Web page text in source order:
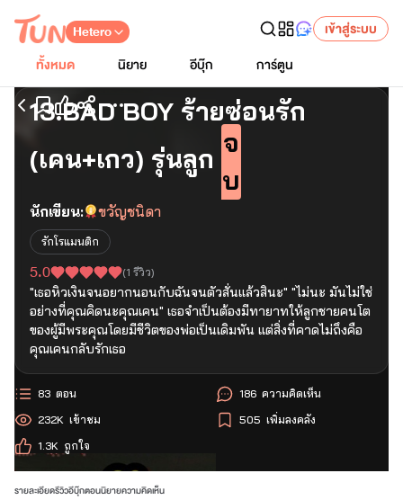
Hetero
เข้าสู่ระบบ
ทั้งหมด
นิยาย อีบุ๊ก การ์ตูน
เริ่มอ่านตอนแรก
13.BAD BOY ร้ายซ่อนรัก
(เคน+เกว) รุ่นลูก
จ
บ
นักเขียน: ขวัญชนิดา
รักโรแมนติก
5.0 (1 รีวิว)
"เธอหิวเงินจนอยากนอนกับฉันจนตัวสั่นแล้วสินะ" "ไม่นะ มันไม่ใช่
อย่างที่คุณคิดนะคุณเคน" เธอจำเป็นต้องมีทายาทให้ลูกชายคนโต
ของผู้มีพระคุณโดยมีชีวิตของพ่อเป็นเดิมพัน แต่สิ่งที่คาดไม่ถึงคือ
คุณเคนกลับรักเธอ
ตอน
83
เข้าชม
232K
ถูกใจ
1.3K
ความคิดเห็น
186
เพิ่มลงคลัง
505
รายละเอียดรีวิวอีบุ๊กตอนนิยายความคิดเห็น